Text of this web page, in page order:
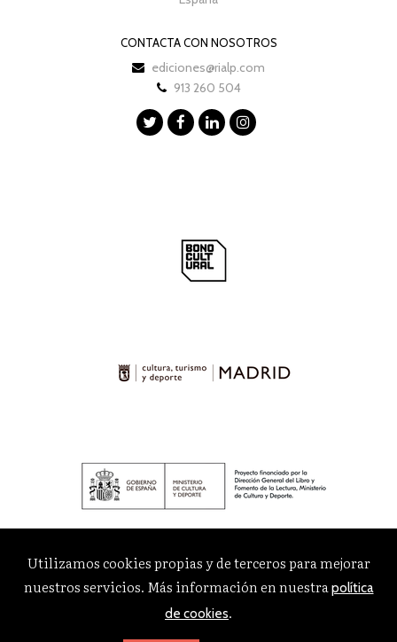
CONTACTA CON NOSOTROS
ediciones@rialp.com
913 260 504
Utilizamos cookies propias y de terceros para mejorar
nuestros servicios. Más información en nuestrapolítica
de cookies.